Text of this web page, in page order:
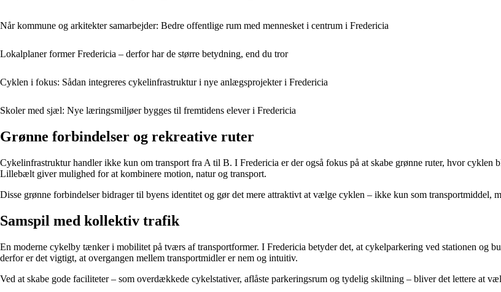
Når kommune og arkitekter samarbejder: Bedre offentlige rum med mennesket i centrum i Fredericia
Lokalplaner former Fredericia – derfor har de større betydning, end du tror
Cyklen i fokus: Sådan integreres cykelinfrastruktur i nye anlægsprojekter i Fredericia
Skoler med sjæl: Nye læringsmiljøer bygges til fremtidens elever i Fredericia
Grønne forbindelser og rekreative ruter
Cykelinfrastruktur handler ikke kun om transport fra A til B. I Fredericia er der også fokus på at skabe grønne ruter, hvor cyklen
Lillebælt giver mulighed for at kombinere motion, natur og transport.
Disse grønne forbindelser bidrager til byens identitet og gør det mere attraktivt at vælge cyklen – ikke kun som transportmiddel,
Samspil med kollektiv trafik
En moderne cykelby tænker i mobilitet på tværs af transportformer. I Fredericia betyder det, at cykelparkering ved stationen og
derfor er det vigtigt, at overgangen mellem transportmidler er nem og intuitiv.
Ved at skabe gode faciliteter – som overdækkede cykelstativer, aflåste parkeringsrum og tydelig skiltning – bliver det lettere at